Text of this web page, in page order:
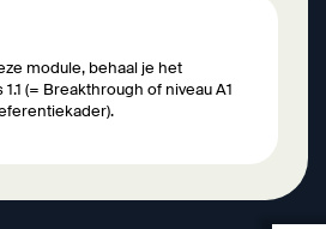
module, behaal je het
(= Breakthrough of niveau A1